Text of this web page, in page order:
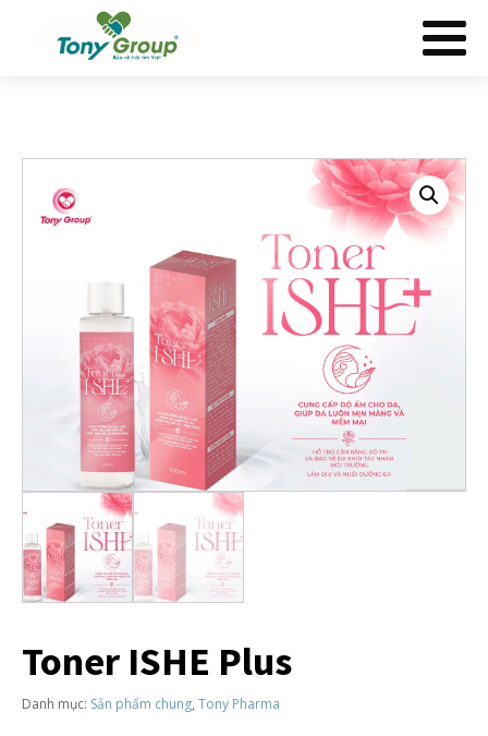
Toner ISHE Plus
Danh mục: Sản phẩm chung, Tony Pharma